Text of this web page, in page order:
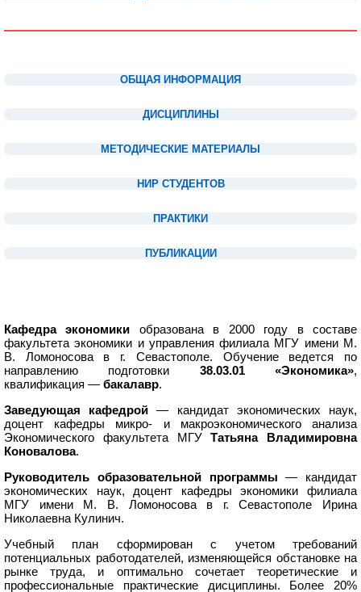
ОБЩАЯ ИНФОРМАЦИЯ
ДИСЦИПЛИНЫ
МЕТОДИЧЕСКИЕ МАТЕРИАЛЫ
НИР СТУДЕНТОВ
ПРАКТИКИ
ПУБЛИКАЦИИ
Кафедра экономики образована в 2000 году в составе
факультета экономики и управления филиала МГУ имени М.
В. Ломоносова в г. Севастополе. Обучение ведется по
направлению подготовки 38.03.01 «Экономика»,
квалификация — бакалавр.
Заведующая кафедрой — кандидат экономических наук,
доцент кафедры микро- и макроэкономического анализа
Экономического факультета МГУТатьяна Владимировна
Коновалова.
Руководитель образовательной программы — кандидат
экономических наук, доцент кафедры экономики филиала
МГУ имени М. В. Ломоносова в г. Севастополе Ирина
Николаевна Кулинич.
Учебный план сформирован с учетом требований
потенциальных работодателей, изменяющейся обстановке на
рынке труда, и оптимально сочетает теоретические и
профессиональные практические дисциплины. Более 20%